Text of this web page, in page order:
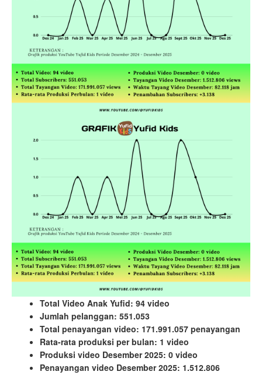
Total Video Anak Yufid: 94 video
Jumlah pelanggan: 551.053
Total penayangan video: 171.991.057 penayangan
Rata-rata produksi per bulan: 1 video
Produksi video Desember 2025: 0 video
Penayangan video Desember 2025: 1.512.806